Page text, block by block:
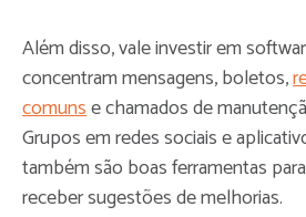
Além disso, vale investir em
concentram mensagens, boletos,
comunse chamados de
Grupos em redes sociais e
também são boas ferramentas
receber sugestões de melhorias.